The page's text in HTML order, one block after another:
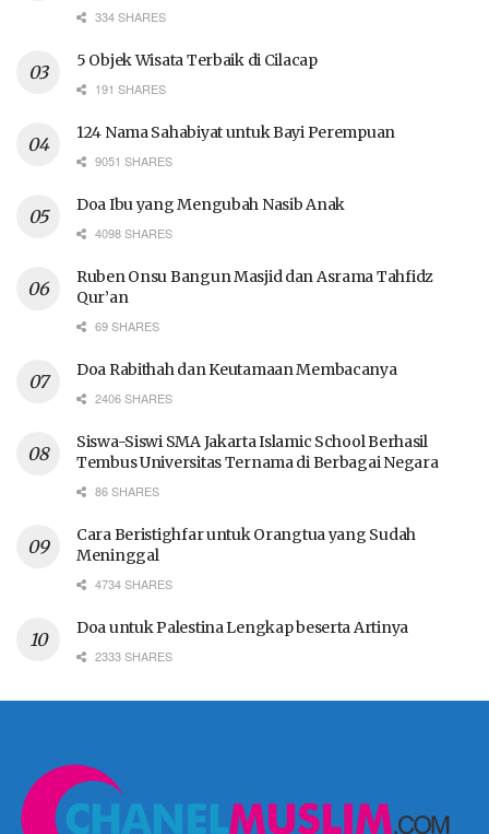
334 SHARES
5 Objek Wisata Terbaik di Cilacap
191 SHARES
124 Nama Sahabiyat untuk Bayi Perempuan
9051 SHARES
Doa Ibu yang Mengubah Nasib Anak
4098 SHARES
Ruben Onsu Bangun Masjid dan Asrama Tahfidz
Qur’an
69 SHARES
Doa Rabithah dan Keutamaan Membacanya
2406 SHARES
Siswa-Siswi SMA Jakarta Islamic School Berhasil
Tembus Universitas Ternama di Berbagai Negara
86 SHARES
Cara Beristighfar untuk Orangtua yang Sudah
Meninggal
4734 SHARES
Doa untuk Palestina Lengkap beserta Artinya
2333 SHARES